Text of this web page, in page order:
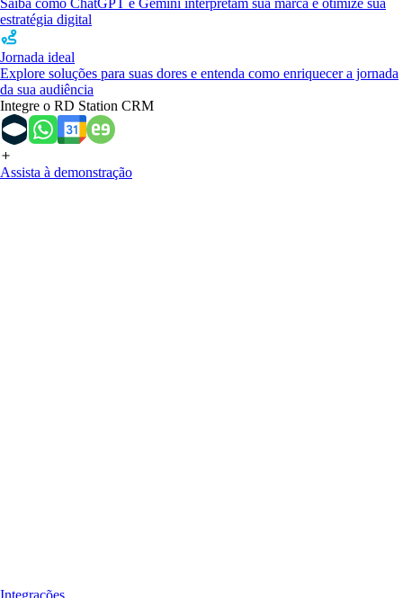
estratégia digital
Jornada ideal
Explore soluções para suas dores e entenda como enriquecer a jornada
da sua audiência
Integre o RD Station CRM
Assista à demonstração
Integrações